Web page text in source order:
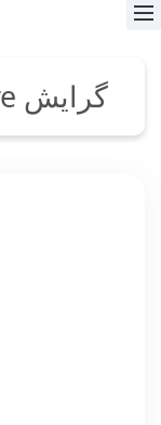
گرایش Server Infrastructure